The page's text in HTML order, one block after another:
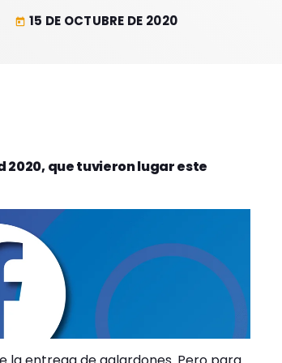
today 15 DE OCTUBRE DE 2020
2020, que tuvieron lugar este